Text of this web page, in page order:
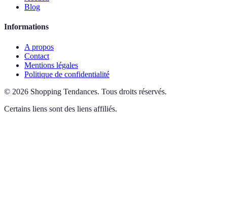
Blog
Informations
A propos
Contact
Mentions légales
Politique de confidentialité
© 2026 Shopping Tendances. Tous droits réservés.
Certains liens sont des liens affiliés.